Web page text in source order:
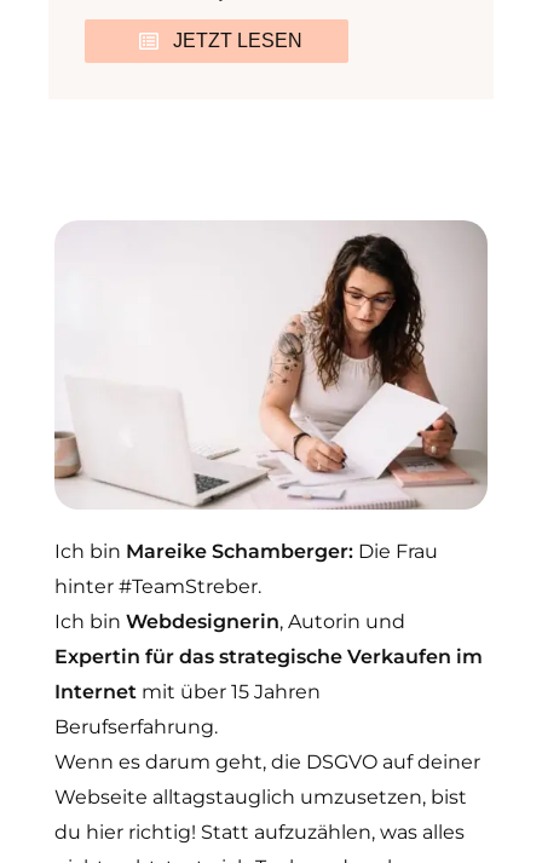
JETZT LESEN
Ich bin Mareike Schamberger: Die Frau
hinter #TeamStreber.
Ich bin Webdesignerin, Autorin und
Expertin für das strategische Verkaufen im
Internet mit über 15 Jahren
Berufserfahrung.
Wenn es darum geht, die DSGVO auf deiner
Webseite alltagstauglich umzusetzen, bist
du hier richtig! Statt aufzuzählen, was alles